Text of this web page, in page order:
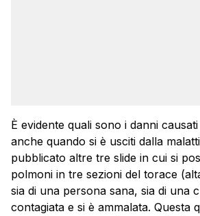
È evidente quali sono i danni
anche quando si è usciti dalla
pubblicato altre tre slide in cui si
polmoni in tre sezioni del torace
sia di una persona sana, sia di una
contagiata e si è ammalata. Questa